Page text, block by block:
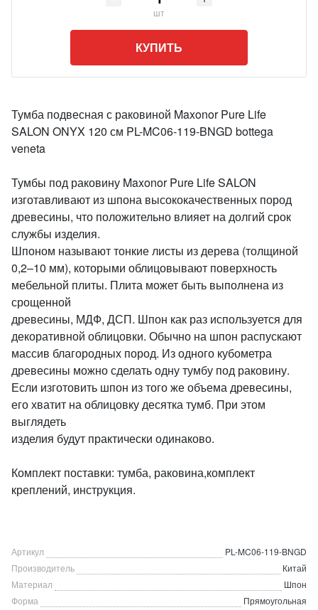
шт
КУПИТЬ
Тумба подвесная с раковиной Maxonor Pure Life
SALON ONYX 120 см PL-MC06-119-BNGD bottega
veneta
Тумбы под раковину Maxonor Pure Life SALON
изготавливают из шпона высококачественных пород
древесины, что положительно влияет на долгий срок
службы изделия.
Шпоном называют тонкие листы из дерева (толщиной
0,2–10 мм), которыми облицовывают поверхность
мебельной плиты. Плита может быть выполнена из
срощенной
древесины, МДФ, ДСП. Шпон как раз используется для
декоративной облицовки. Обычно на шпон распускают
массив благородных пород. Из одного кубометра
древесины можно сделать одну тумбу под раковину.
Если изготовить шпон из того же объема древесины,
его хватит на облицовку десятка тумб. При этом
выглядеть
изделия будут практически одинаково.
Комплект поставки: тумба, раковина,комплект
креплений, инструкция.
Артикул
PL-MC06-119-BNGD
Производитель
Китай
Материал
Шпон
Форма
Прямоугольная